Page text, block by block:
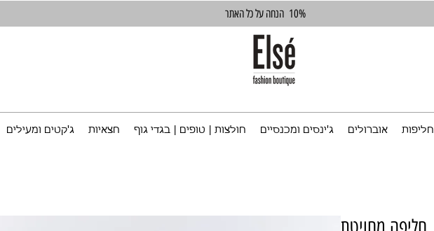
10% הנחה על כל האתר
חליפות אוברולים ג'ינסים ומכנסיים חולצות | טופים | בגדי גוף חצאיות ג'קטים ומעילים